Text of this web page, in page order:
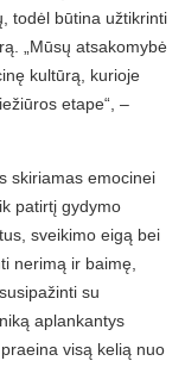
todėl būtina užtikrinti
„Mūsų atsakomybė
kultūrą, kurioje
etape“, –
skiriamas emocinei
patirtį gydymo
sveikimo eigą bei
nerimą ir baimę,
su
aplankantys
visą kelią nuo